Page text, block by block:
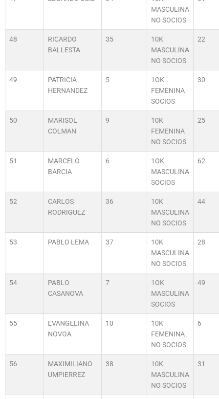
MASCULINA
NO SOCIOS
48
RICARDO
BALLESTA
35
10K
MASCULINA
NO SOCIOS
22
49
PATRICIA
HERNANDEZ
5
1OK
FEMENINA
SOCIOS
30
50
MARISOL
COLMAN
9
10K
FEMENINA
NO SOCIOS
25
51
MARCELO
BARCIA
6
1OK
MASCULINA
SOCIOS
62
52
CARLOS
RODRIGUEZ
36
10K
MASCULINA
NO SOCIOS
44
53 PABLO LEMA 37
10K
MASCULINA
NO SOCIOS
28
54
PABLO
CASANOVA
7
1OK
MASCULINA
SOCIOS
49
55
EVANGELINA
NOVOA
10
10K
FEMENINA
NO SOCIOS
6
56
MAXIMILIANO
UMPIERREZ
38
10K
MASCULINA
NO SOCIOS
31